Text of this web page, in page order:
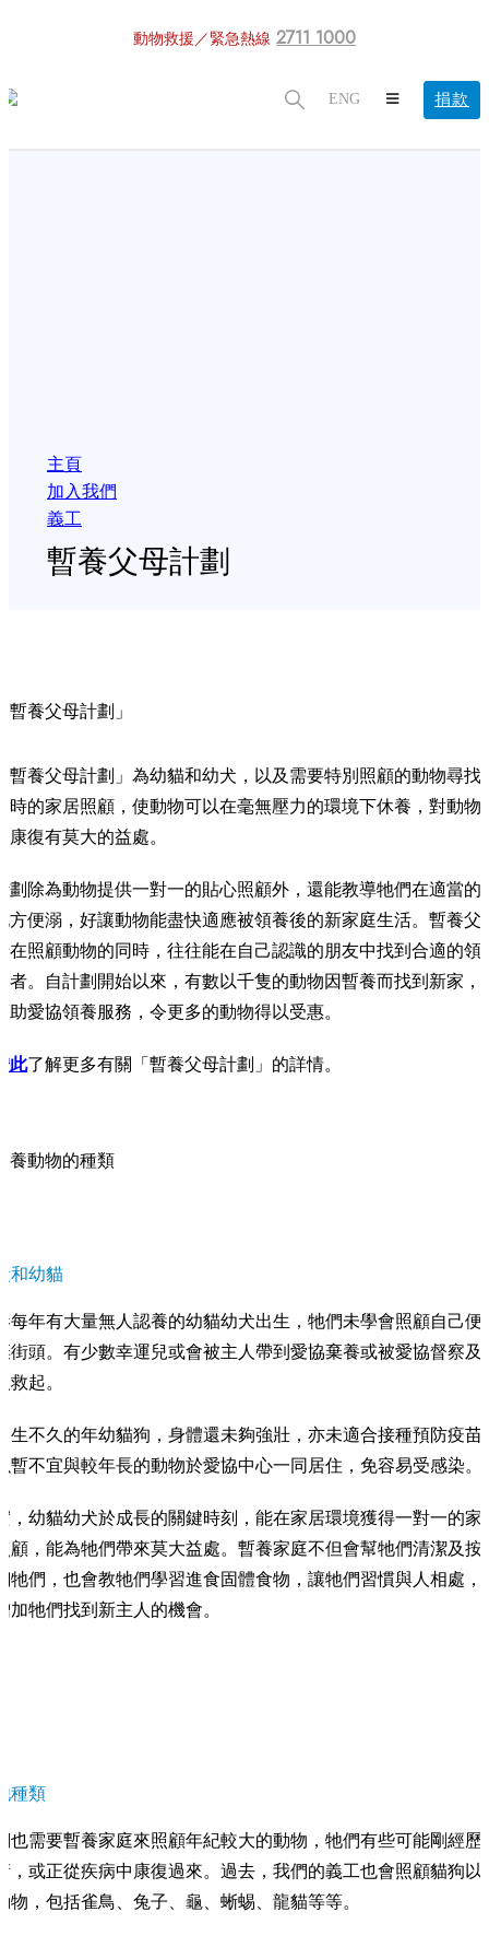
動物救援／緊急熱線 2711 1000
ENG 捐款
主頁
加入我們
義工
暫養父母計劃
暫養父母計劃」
暫養父母計劃」為幼貓和幼犬，以及需要特別照顧的動物尋找
時的家居照顧，使動物可以在毫無壓力的環境下休養，對動物
康復有莫大的益處。
劃除為動物提供一對一的貼心照顧外，還能教導牠們在適當的
方便溺，好讓動物能盡快適應被領養後的新家庭生活。暫養父
在照顧動物的同時，往往能在自己認識的朋友中找到合適的領
者。自計劃開始以來，有數以千隻的動物因暫養而找到新家，
助愛協領養服務，令更多的動物得以受惠。
此了解更多有關「暫養父母計劃」的詳情。
養動物的種類
和幼貓
每年有大量無人認養的幼貓幼犬出生，牠們未學會照顧自己便
街頭。有少數幸運兒或會被主人帶到愛協棄養或被愛協督察及
救起。
生不久的年幼貓狗，身體還未夠強壯，亦未適合接種預防疫苗
暫不宜與較年長的動物於愛協中心一同居住，免容易受感染。
，幼貓幼犬於成長的關鍵時刻，能在家居環境獲得一對一的家
顧，能為牠們帶來莫大益處。暫養家庭不但會幫牠們清潔及按
牠們，也會教牠們學習進食固體食物，讓牠們習慣與人相處，
加牠們找到新主人的機會。
種類
也需要暫養家庭來照顧年紀較大的動物，牠們有些可能剛經歷
，或正從疾病中康復過來。過去，我們的義工也會照顧貓狗以
物，包括雀鳥、兔子、龜、蜥蜴、龍貓等等。